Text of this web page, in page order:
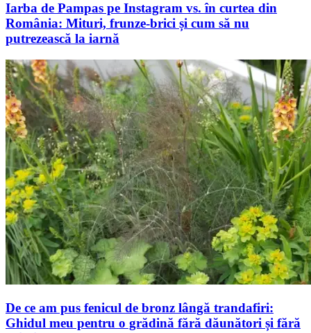
Iarba de Pampas pe Instagram vs. în curtea din
România: Mituri, frunze-brici și cum să nu
putrezească la iarnă
De ce am pus fenicul de bronz lângă trandafiri:
Ghidul meu pentru o grădină fără dăunători și fără